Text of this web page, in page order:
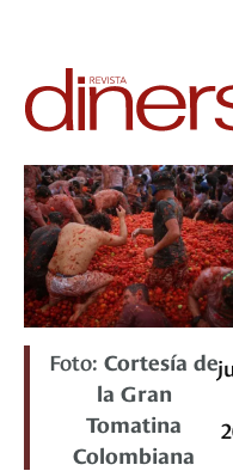
Foto:Cortesía de
la Gran
Tomatina
Colombiana